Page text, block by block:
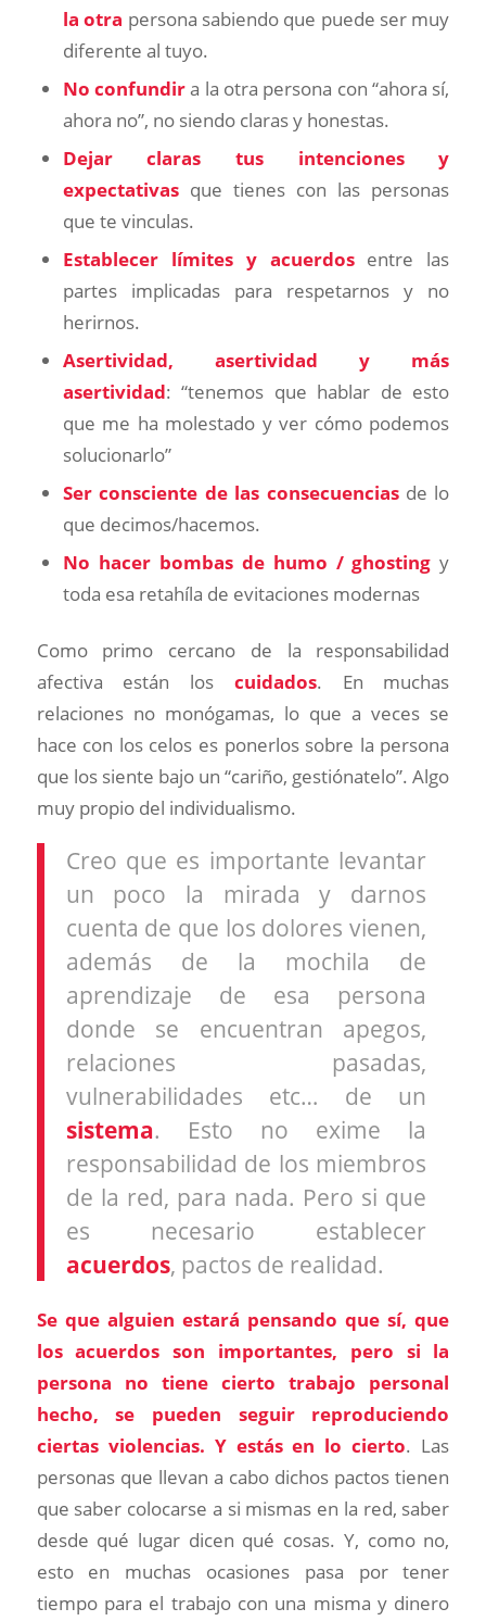
la otra persona sabiendo que puede ser muy
diferente al tuyo.
No confundira la otra persona con “ahora sí,
ahora no”, no siendo claras y honestas.
Dejar claras tus intenciones y
expectativas que tienes con las personas
que te vinculas.
Establecer límites y acuerdosentre las
partes implicadas para respetarnos y no
herirnos.
Asertividad, asertividad y más
asertividad: “tenemos que hablar de esto
que me ha molestado y ver cómo podemos
solucionarlo”
Ser consciente de las consecuencias de lo
que decimos/hacemos.
No hacer bombas de humo / ghostingy
toda esa retahíla de evitaciones modernas
Como primo cercano de la responsabilidad
afectiva están los cuidados. En muchas
relaciones no monógamas, lo que a veces se
hace con los celos es ponerlos sobre la persona
que los siente bajo un “cariño, gestiónatelo”. Algo
muy propio del individualismo.
Creo que es importante levantar
un poco la mirada y darnos
cuenta de que los dolores vienen,
además de la mochila de
aprendizaje de esa persona
donde se encuentran apegos,
relaciones pasadas,
vulnerabilidades etc… de un
sistema. Esto no exime la
responsabilidad de los miembros
de la red, para nada. Pero si que
es necesario establecer
acuerdos, pactos de realidad.
Se que alguien estará pensando que sí, que
los acuerdos son importantes, pero si la
persona no tiene cierto trabajo personal
hecho, se pueden seguir reproduciendo
ciertas violencias. Y estás en lo cierto. Las
personas que llevan a cabo dichos pactos tienen
que saber colocarse a si mismas en la red, saber
desde qué lugar dicen qué cosas. Y, como no,
esto en muchas ocasiones pasa por tener
tiempo para el trabajo con una misma y dinero